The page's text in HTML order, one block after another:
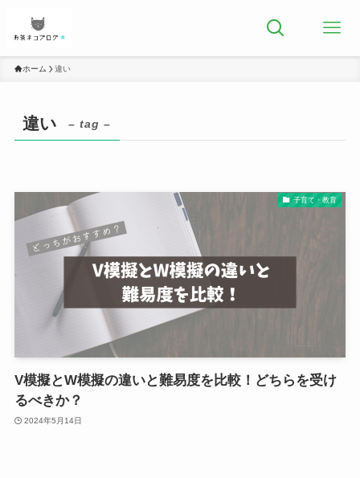
ホーム 違い
違い – tag –
子育て・教育
V模擬とW模擬の違いと難易度を比較！どちらを受け
るべきか？
2024年5月14日